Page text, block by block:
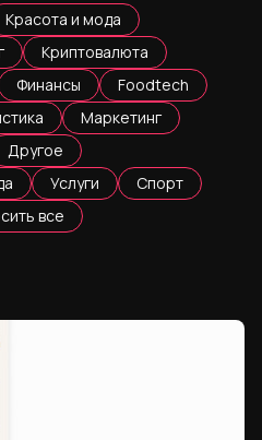
Красота и мода
Криптовалюта
Финансы
Foodtech
Маркетинг
Другое
Услуги
Спорт
все